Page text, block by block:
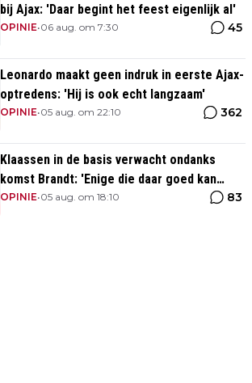
bij Ajax: 'Daar begint het feest eigenlijk al'
OPINIE•06 aug. om 7:30 45
Leonardo maakt geen indruk in eerste Ajax-
optredens: 'Hij is ook echt langzaam'
OPINIE•05 aug. om 22:10 362
Klaassen in de basis verwacht ondanks
komst Brandt: 'Enige die daar goed kan
spelen'
OPINIE•05 aug. om 18:10 83